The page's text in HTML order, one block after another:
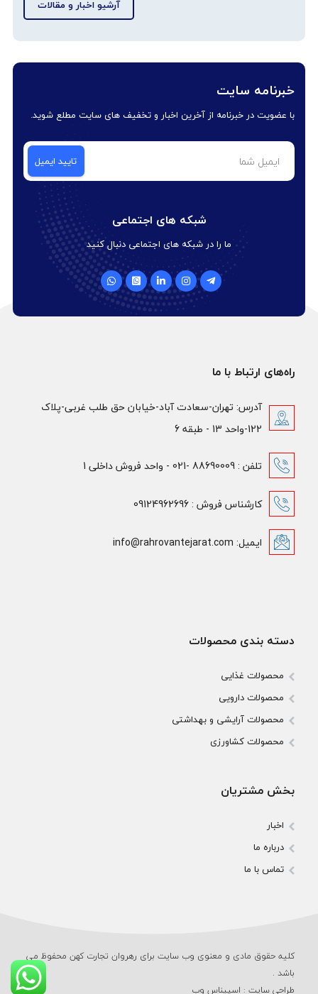
آرشیو اخبار و مقالات
خبرنامه سایت
با عضویت در خبرنامه از آخرین اخبار و تخفیف های سایت مطلع شوید.
شبکه های اجتماعی
ما را در شبکه های اجتماعی دنبال کنید
راه‌های ارتباط با ما
آدرس: تهران-سعادت آباد-خیابان حق طلب غربی-پلاک
122-واحد 13 - طبقه 6
تلفن : 88690009 -021 - واحد فروش داخلی 1
کارشناس فروش : 09124962696
ایمیل: info@rahrovantejarat.com
دسته بندی محصولات
محصولات غذایی
محصولات دارویی
محصولات آرایشی و بهداشتی
محصولات کشاورزی
بخش مشتریان
اخبار
درباره ما
تماس با ما
کلیه حقوق مادی و معنوی وب‌ سایت برای رهروان تجارت کهن محفوظ می‌
باشد .
طراحی سایت: اسپیناس وب